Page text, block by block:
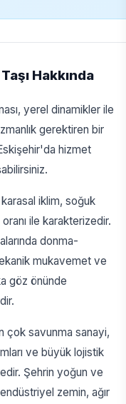
Hakkında
yerel dinamikler ile
gerektiren bir
hizmet
iklim, soğuk
ile karakterizedir.
donma-
mukavemet ve
göz önünde
çok savunma sanayi,
ve büyük lojistik
Şehrin yoğun ve
zemin, ağır